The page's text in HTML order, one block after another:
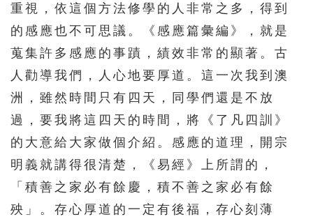
126 127 128 130
131 132 133 134
136 137 138 139 140
141 142 143 144 145
146 147 148 149 150
151 152 153 154 155
156
162 163 164 165
重視，依這個方法修學的人非常之多，得到
的感應也不可思議。《感應篇彙編》，就是
蒐集許多感應的事蹟，績效非常的顯著。古
人勸導我們，人心地要厚道。這一次我到澳
洲，雖然時間只有四天，同學們還是不放
過，要我將這四天的時間，將《了凡四訓》
的大意給大家做個介紹。感應的道理，開宗
明義就講得很清楚，《易經》上所謂的，
「積善之家必有餘慶，積不善之家必有餘
殃」。存心厚道的一定有後福，存心刻薄